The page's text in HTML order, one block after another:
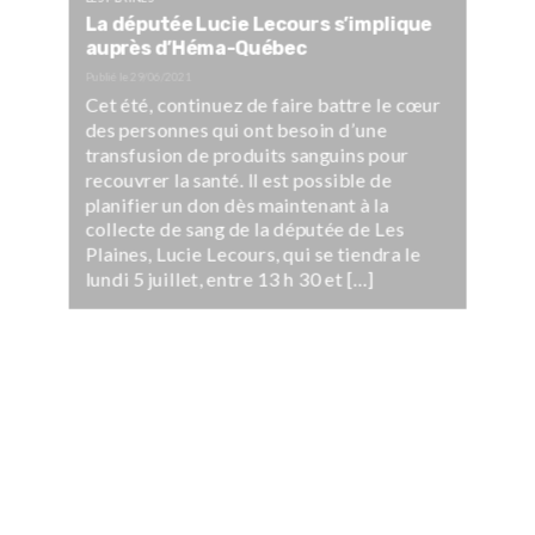
La députée Lucie Lecours s’implique
auprès d’Héma-Québec
Cet été, continuez de faire battre le cœur
des personnes qui ont besoin d’une
transfusion de produits sanguins pour
recouvrer la santé. Il est possible de
planifier un don dès maintenant à la
collecte de sang de la députée de Les
Plaines, Lucie Lecours, qui se tiendra le
lundi 5 juillet, entre 13 h 30 et […]